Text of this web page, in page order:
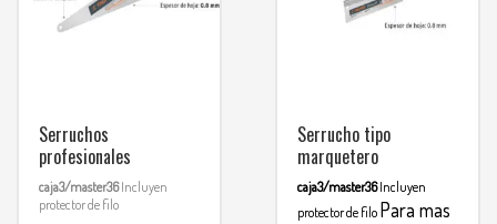
Serruchos
profesionales
caja3/master36 Incluyen
protector de filo
Serrucho tipo
marquetero
caja3/master36 Incluyen
protector de filo Para mas